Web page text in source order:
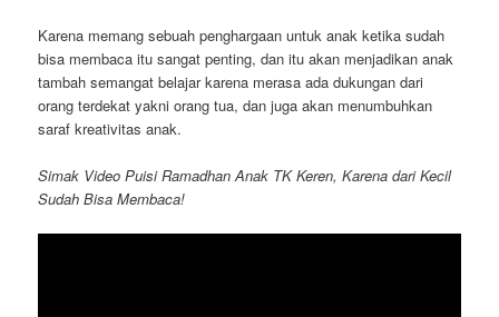
Karena memang sebuah penghargaan untuk anak ketika sudah
bisa membaca itu sangat penting, dan itu akan menjadikan anak
tambah semangat belajar karena merasa ada dukungan dari
orang terdekat yakni orang tua, dan juga akan menumbuhkan
saraf kreativitas anak.
Simak Video Puisi Ramadhan Anak TK Keren, Karena dari Kecil
Sudah Bisa Membaca!